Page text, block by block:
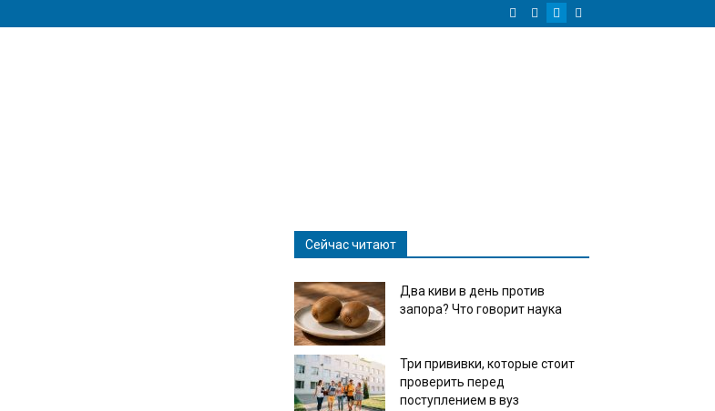
Сейчас читают
Два киви в день против
запора? Что говорит наука
Три прививки, которые стоит
проверить перед
поступлением в вуз